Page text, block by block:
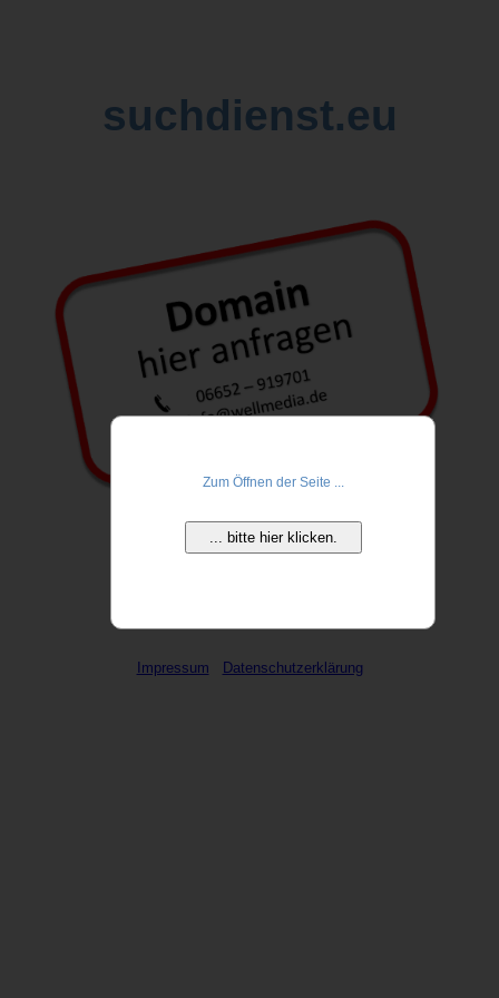
suchdienst.eu
Impressum Datenschutzerklärung
Zum Öffnen der Seite ...
... bitte hier klicken.